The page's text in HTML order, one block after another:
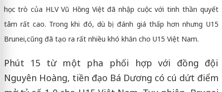
học trò của HLV Vũ Hồng Việt đã nhập cuộc với tinh thần quyết
tâm rất cao. Trong khi đó, dù bị đánh giá thấp hơn nhưng U15
Brunei,cũng đã tạo ra rất nhiều khó khăn cho U15 Việt Nam.
Phút 15 từ một pha phối hợp với đồng đội
Nguyên Hoàng, tiền đạo Bá Dương có cú dứt điểm